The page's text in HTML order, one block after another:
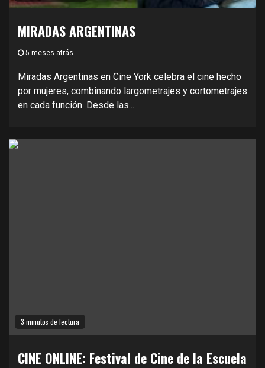
MIRADAS ARGENTINAS
5 meses atrás
Miradas Argentinas en Cine York celebra el cine hecho
por mujeres, combinando largometrajes y cortometrajes
en cada función. Desde las...
3 minutos de lectura
CINE ONLINE: Festival de Cine de la Escuela